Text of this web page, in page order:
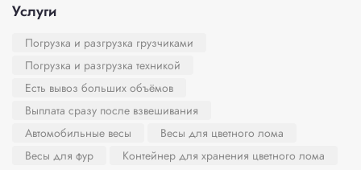
Услуги
Погрузка и разгрузка грузчиками
Погрузка и разгрузка техникой
Есть вывоз больших объёмов
Выплата сразу после взвешивания
Автомобильные весы
Весы для цветного лома
Весы для фур
Контейнер для хранения цветного лома